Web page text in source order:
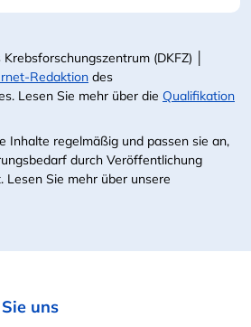
(DKFZ) │
Redaktion des
Lesen Sie mehr über die Qualifikation
Inhalte regelmäßig und passen sie an,
durch Veröffentlichung
Lesen Sie mehr über unsere
uns